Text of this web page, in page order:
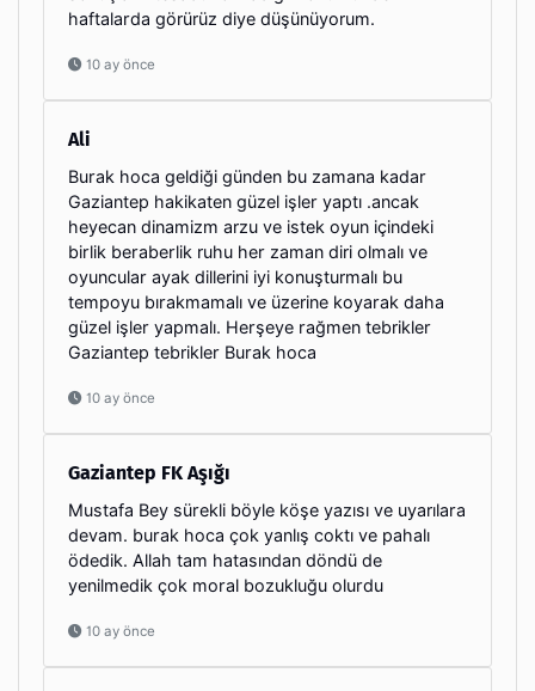
haftalarda görürüz diye düşünüyorum.
10 ay önce
Ali
Burak hoca geldiği günden bu zamana kadar
Gaziantep hakikaten güzel işler yaptı .ancak
heyecan dinamizm arzu ve istek oyun içindeki
birlik beraberlik ruhu her zaman diri olmalı ve
oyuncular ayak dillerini iyi konuşturmalı bu
tempoyu bırakmamalı ve üzerine koyarak daha
güzel işler yapmalı. Herşeye rağmen tebrikler
Gaziantep tebrikler Burak hoca
10 ay önce
Gaziantep FK Aşığı
Mustafa Bey sürekli böyle köşe yazısı ve uyarılara
devam. burak hoca çok yanlış coktı ve pahalı
ödedik. Allah tam hatasından döndü de
yenilmedik çok moral bozukluğu olurdu
10 ay önce